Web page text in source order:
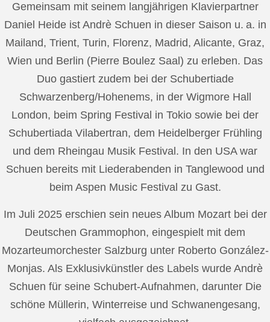
Gemeinsam mit seinem langjährigen Klavierpartner
Daniel Heide ist Andrè Schuen in dieser Saison u. a. in
Mailand, Trient, Turin, Florenz, Madrid, Alicante, Graz,
Wien und Berlin (Pierre Boulez Saal) zu erleben. Das
Duo gastiert zudem bei der Schubertiade
Schwarzenberg/Hohenems, in der Wigmore Hall
London, beim Spring Festival in Tokio sowie bei der
Schubertiada Vilabertran, dem Heidelberger Frühling
und dem Rheingau Musik Festival. In den USA war
Schuen bereits mit Liederabenden in Tanglewood und
beim Aspen Music Festival zu Gast.
Im Juli 2025 erschien sein neues Album Mozart bei der
Deutschen Grammophon, eingespielt mit dem
Mozarteumorchester Salzburg unter Roberto González-
Monjas. Als Exklusivkünstler des Labels wurde Andrè
Schuen für seine Schubert-Aufnahmen, darunter Die
schöne Müllerin, Winterreise und Schwanengesang,